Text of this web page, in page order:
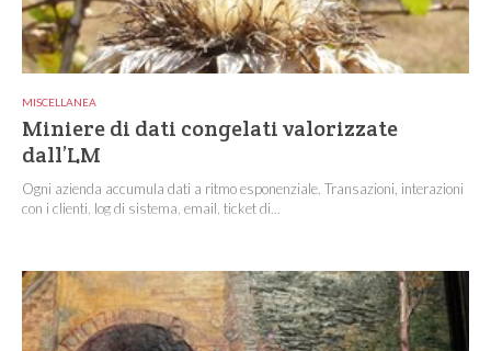
MISCELLANEA
Miniere di dati congelati valorizzate
dall’LM
Ogni azienda accumula dati a ritmo esponenziale. Transazioni, interazioni
con i clienti, log di sistema, email, ticket di...